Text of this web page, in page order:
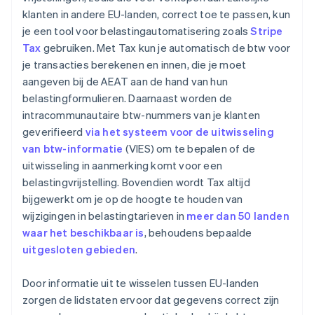
klanten in andere EU-landen, correct toe te passen, kun
je een tool voor belastingautomatisering zoalsStripe
Tax gebruiken. Met Tax kun je automatisch de btw voor
je transacties berekenen en innen, die je moet
aangeven bij de AEAT aan de hand van hun
belastingformulieren. Daarnaast worden de
intracommunautaire btw-nummers van je klanten
geverifieerd via het systeem voor de uitwisseling
van btw-informatie (VIES) om te bepalen of de
uitwisseling in aanmerking komt voor een
belastingvrijstelling. Bovendien wordt Tax altijd
bijgewerkt om je op de hoogte te houden van
wijzigingen in belastingtarieven in meer dan 50 landen
waar het beschikbaar is, behoudens bepaalde
uitgesloten gebieden.
Door informatie uit te wisselen tussen EU-landen
zorgen de lidstaten ervoor dat gegevens correct zijn